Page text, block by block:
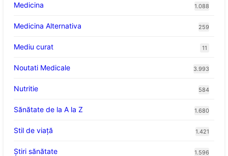
Medicina 1.088
Medicina Alternativa 259
Mediu curat 11
Noutati Medicale 3.993
Nutritie 584
Sănătate de la A la Z 1.680
Stil de viaţă 1.421
Ştiri sănătate 1.596